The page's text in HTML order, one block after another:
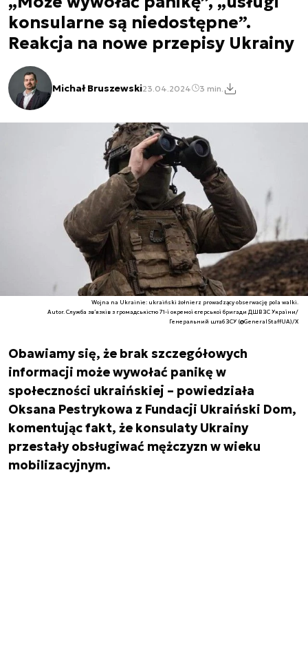
konsularne są niedostępne”.
Reakcja na nowe przepisy Ukrainy
Michał Bruszewski23.04.2024 3 min.
Wojna na Ukrainie: ukraiński żołnierz prowadzący obserwację pola walki.
Autor. Служба зв’язків з громадськістю 71-ї окремої єгерської бригади ДШВ ЗС України/
Генеральний штаб ЗСУ (@GeneralStaffUA)/X
Obawiamy się, że brak szczegółowych
informacji może wywołać panikę w
społeczności ukraińskiej – powiedziała
Oksana Pestrykowa z Fundacji Ukraiński Dom,
komentując fakt, że konsulaty Ukrainy
przestały obsługiwać mężczyzn w wieku
mobilizacyjnym.